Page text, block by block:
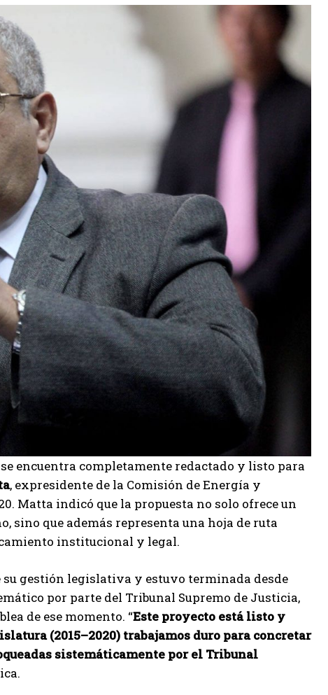
se encuentra completamente redactado y listo para
, expresidente de la Comisión de Energía y
Matta indicó que la propuesta no solo ofrece un
sino que además representa una hoja de ruta
institucional y legal.
gestión legislativa y estuvo terminada desde
por parte del Tribunal Supremo de Justicia,
de ese momento. “Este proyecto está listo y
(2015–2020) trabajamos duro para concretar
sistemáticamente por el Tribunal